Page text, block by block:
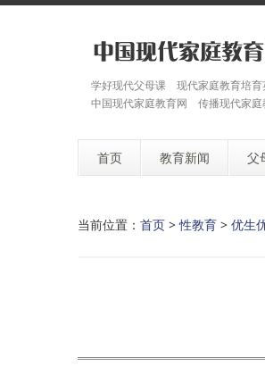
学好现代父母课 现代家庭教育培育
中国现代家庭教育网 传播现代家庭
首页 教育新闻 父
当前位置： 首页 >性教育 > 优生